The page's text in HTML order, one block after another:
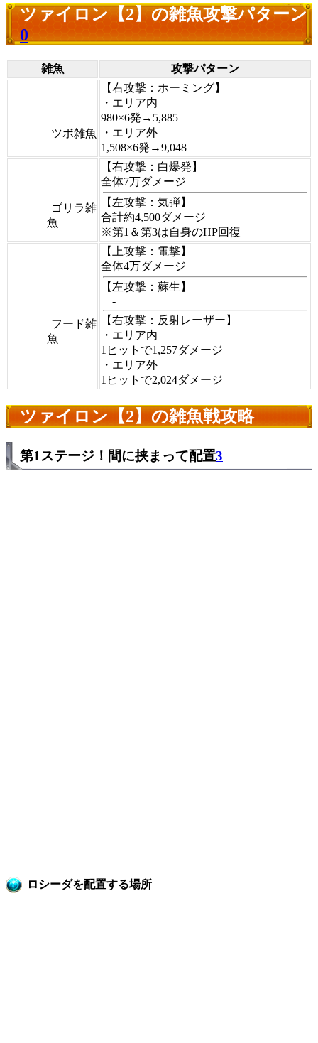
ツァイロン【2】の雑魚攻撃パターン
0
雑魚 攻撃パターン
ツボ雑魚
【右攻撃：ホーミング】
・エリア内
980×6発→5,885
・エリア外
1,508×6発→9,048
ゴリラ雑
魚
【右攻撃：白爆発】
全体7万ダメージ
【左攻撃：気弾】
合計約4,500ダメージ
※第1＆第3は自身のHP回復
フード雑
魚
【上攻撃：電撃】
全体4万ダメージ
【左攻撃：蘇生】
-
【右攻撃：反射レーザー】
・エリア内
1ヒットで1,257ダメージ
・エリア外
1ヒットで2,024ダメージ
ツァイロン【2】の雑魚戦攻略
第1ステージ！間に挟まって配置3
ロシーダを配置する場所